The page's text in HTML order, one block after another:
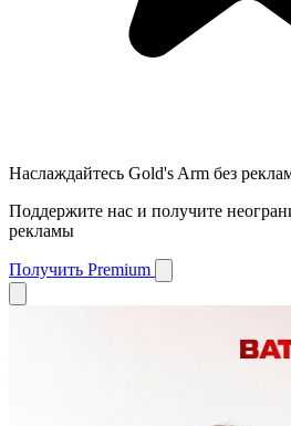
Наслаждайтесь Gold's Arm без
Поддержите нас и получите
рекламы
Получить Premium